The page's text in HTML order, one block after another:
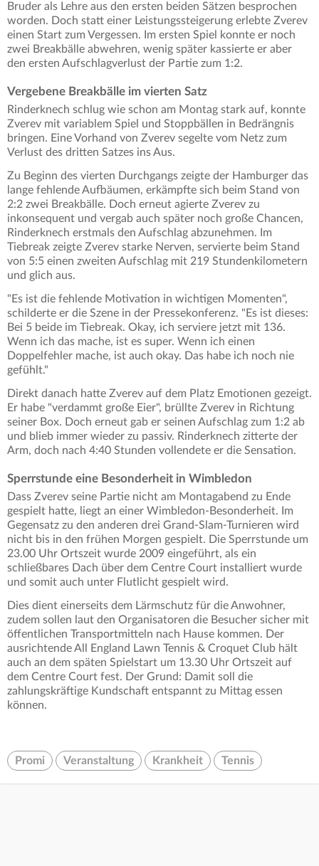
Bruder als Lehre aus den ersten beiden Sätzen besprochen
worden. Doch statt einer Leistungssteigerung erlebte Zverev
einen Start zum Vergessen. Im ersten Spiel konnte er noch
zwei Breakbälle abwehren, wenig später kassierte er aber
den ersten Aufschlagverlust der Partie zum 1:2.
Vergebene Breakbälle im vierten Satz
Rinderknech schlug wie schon am Montag stark auf, konnte
Zverev mit variablem Spiel und Stoppbällen in Bedrängnis
bringen. Eine Vorhand von Zverev segelte vom Netz zum
Verlust des dritten Satzes ins Aus.
Zu Beginn des vierten Durchgangs zeigte der Hamburger das
lange fehlende Aufbäumen, erkämpfte sich beim Stand von
2:2 zwei Breakbälle. Doch erneut agierte Zverev zu
inkonsequent und vergab auch später noch große Chancen,
Rinderknech erstmals den Aufschlag abzunehmen. Im
Tiebreak zeigte Zverev starke Nerven, servierte beim Stand
von 5:5 einen zweiten Aufschlag mit 219 Stundenkilometern
und glich aus.
"Es ist die fehlende Motivation in wichtigen Momenten",
schilderte er die Szene in der Pressekonferenz. "Es ist dieses:
Bei 5 beide im Tiebreak. Okay, ich serviere jetzt mit 136.
Wenn ich das mache, ist es super. Wenn ich einen
Doppelfehler mache, ist auch okay. Das habe ich noch nie
gefühlt."
Direkt danach hatte Zverev auf dem Platz Emotionen gezeigt.
Er habe "verdammt große Eier", brüllte Zverev in Richtung
seiner Box. Doch erneut gab er seinen Aufschlag zum 1:2 ab
und blieb immer wieder zu passiv. Rinderknech zitterte der
Arm, doch nach 4:40 Stunden vollendete er die Sensation.
Sperrstunde eine Besonderheit in Wimbledon
Dass Zverev seine Partie nicht am Montagabend zu Ende
gespielt hatte, liegt an einer Wimbledon-Besonderheit. Im
Gegensatz zu den anderen drei Grand-Slam-Turnieren wird
nicht bis in den frühen Morgen gespielt. Die Sperrstunde um
23.00 Uhr Ortszeit wurde 2009 eingeführt, als ein
schließbares Dach über dem Centre Court installiert wurde
und somit auch unter Flutlicht gespielt wird.
Dies dient einerseits dem Lärmschutz für die Anwohner,
zudem sollen laut den Organisatoren die Besucher sicher mit
öffentlichen Transportmitteln nach Hause kommen. Der
ausrichtende All England Lawn Tennis & Croquet Club hält
auch an dem späten Spielstart um 13.30 Uhr Ortszeit auf
dem Centre Court fest. Der Grund: Damit soll die
zahlungskräftige Kundschaft entspannt zu Mittag essen
können.
Promi Veranstaltung Krankheit Tennis